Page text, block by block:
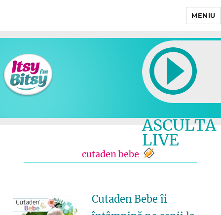
MENIU
ASCULTA
LIVE
cutaden bebe
Cutaden Bebe îi